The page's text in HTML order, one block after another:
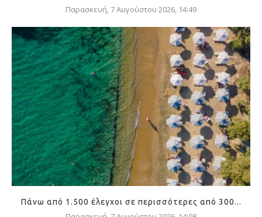
Παρασκευή, 7 Αυγούστου 2026, 14:49
Πάνω από 1.500 έλεγχοι σε περισσότερες από 300...